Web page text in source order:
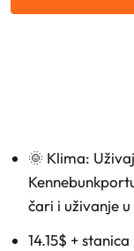
🌞 Klima:
čari i uživanje
14.15$ + stanica